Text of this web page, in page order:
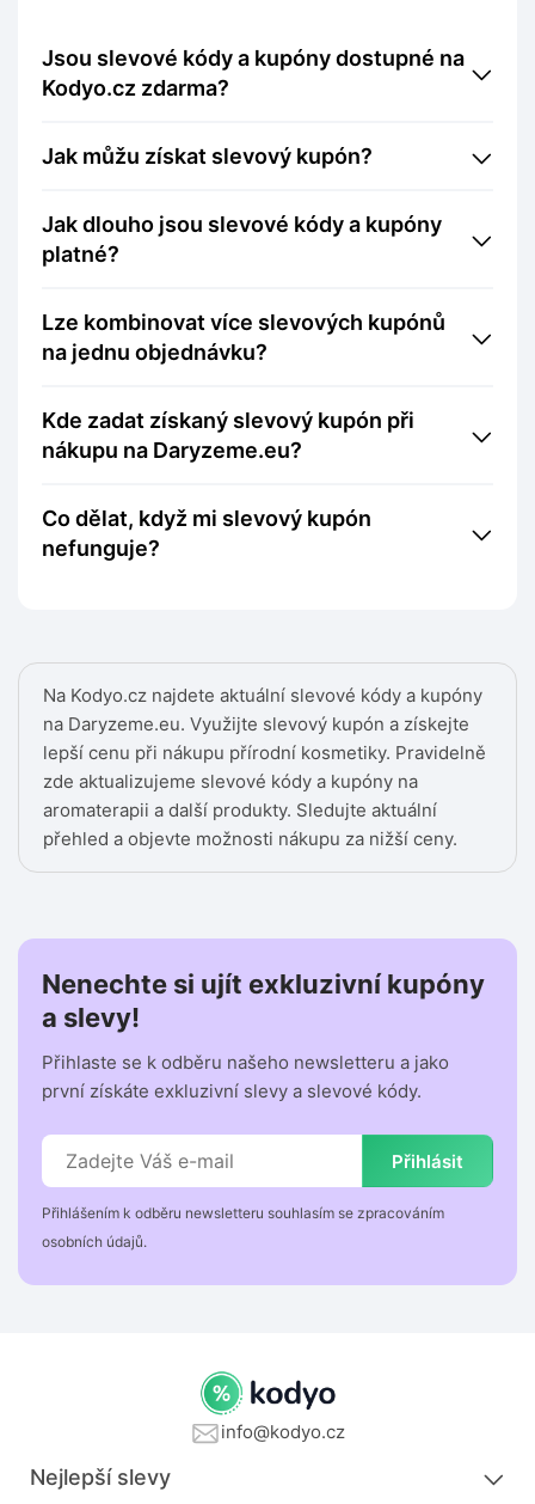
Na Kodyo.cz najdete aktuální slevové kódy a kupóny
na Daryzeme.eu. Využijte slevový kupón a získejte
lepší cenu při nákupu přírodní kosmetiky. Pravidelně
zde aktualizujeme slevové kódy a kupóny na
aromaterapii a další produkty. Sledujte aktuální
přehled a objevte možnosti nákupu za nižší ceny.
Jsou slevové kódy a kupóny dostupné na
Kodyo.cz zdarma?
Jak můžu získat slevový kupón?
Jak dlouho jsou slevové kódy a kupóny
platné?
Lze kombinovat více slevových kupónů
na jednu objednávku?
Kde zadat získaný slevový kupón při
nákupu na Daryzeme.eu?
Co dělat, když mi slevový kupón
nefunguje?
Nenechte si ujít exkluzivní kupóny
a slevy!
Přihlaste se k odběru našeho newsletteru a jako
první získáte exkluzivní slevy a slevové kódy.
Přihlásit
Přihlášením k odběru newsletteru souhlasím se zpracováním
osobních údajů.
info@kodyo.cz
Nejlepší slevy